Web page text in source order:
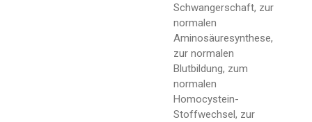
Schwangerschaft, zur
normalen
Aminosäuresynthese,
zur normalen
Blutbildung, zum
normalen
Homocystein-
Stoffwechsel, zur